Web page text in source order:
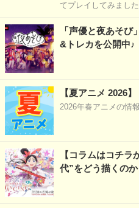
てプレイしてみました
「声優と夜あそ
&トレカを公開中♪
【夏アニメ 2026】
2026年春アニメの情
【コラムはコチ
代”をどう描くの